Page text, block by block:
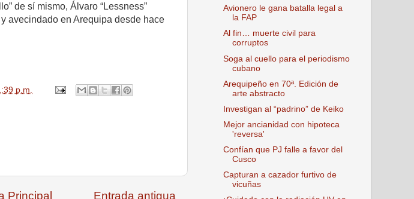
de sí mismo, Álvaro “Lessness”
avecindado en Arequipa desde hace
p.m.
Entrada antigua
Principal
Avionero le gana batalla legal a
la FAP
Al fin… muerte civil para
corruptos
Soga al cuello para el periodismo
cubano
Arequipeño en 70ª. Edición de
arte abstracto
Investigan al “padrino” de Keiko
Mejor ancianidad con hipoteca
'reversa'
Confían que PJ falle a favor del
Cusco
Capturan a cazador furtivo de
vicuñas